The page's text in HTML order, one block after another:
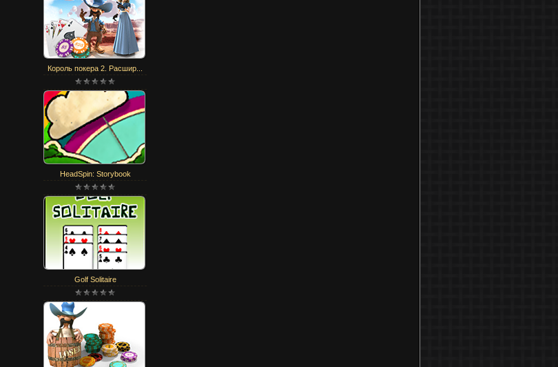
Король покера 2. Расшир...
HeadSpin: Storybook
Golf Solitaire